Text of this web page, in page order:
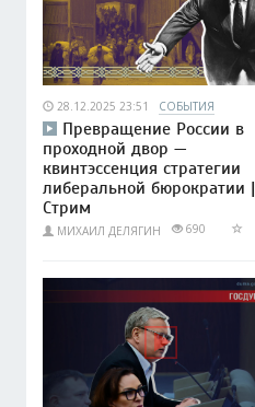
28.12.2025 23:51 СОБЫТИЯ
Превращение России в
проходной двор —
квинтэссенция стратегии
либеральной бюрократии |
Стрим
МИХАИЛ ДЕЛЯГИН 690